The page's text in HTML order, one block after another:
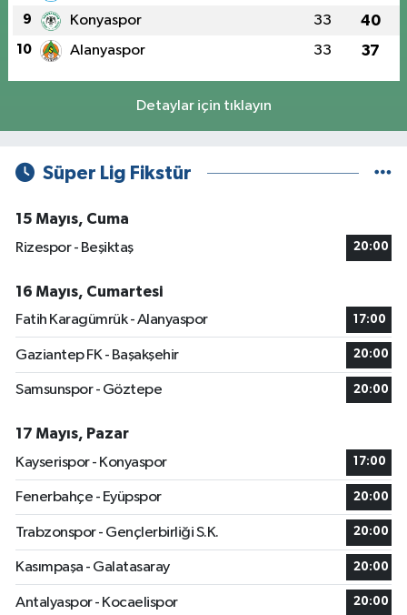
9 Konyaspor 33 40
10 Alanyaspor 33 37
Detaylar için tıklayın
Süper Lig Fikstür
15 Mayıs, Cuma
Rizespor - Beşiktaş
20:00
16 Mayıs, Cumartesi
Fatih Karagümrük - Alanyaspor
17:00
Gaziantep FK - Başakşehir 20:00
Samsunspor - Göztepe 20:00
17 Mayıs, Pazar
Kayserispor - Konyaspor
17:00
Fenerbahçe - Eyüpspor 20:00
Trabzonspor - Gençlerbirliği S.K. 20:00
Kasımpaşa - Galatasaray 20:00
Antalyaspor - Kocaelispor 20:00